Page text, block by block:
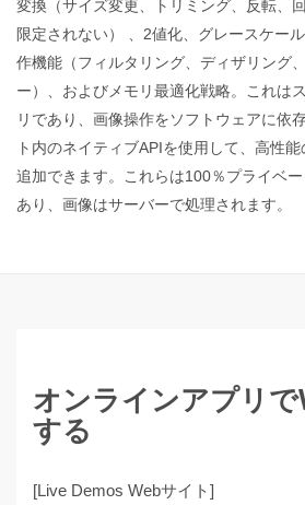
変換（サイズ変更、トリミング、反転、
限定されない） 、2値化、グレースケー
作機能（フィルタリング、ディザリング
ー）、およびメモリ最適化戦略。これは
リであり、画像操作をソフトウェアに依
ト内のネイティブAPIを使用して、高性
追加できます。これらは100％プライベ
あり、画像はサーバーで処理されます。
オンラインアプリ
する
[Live Demos Webサイト]